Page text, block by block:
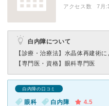
アクセス数 7月:
白内障について
【診療・治療法】 水晶体再建術
【専門医・資格】 眼科専門医
白内障の口コミ
眼科 白内障
4.5